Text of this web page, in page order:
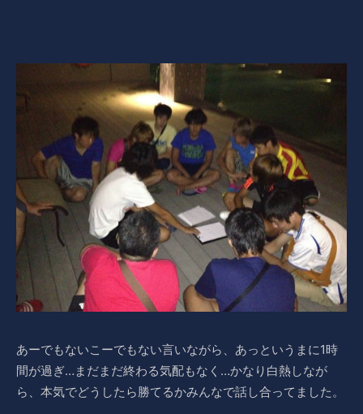
あーでもないこーでもない言いながら、あっというまに1時
間が過ぎ…まだまだ終わる気配もなく…かなり白熱しなが
ら、本気でどうしたら勝てるかみんなで話し合ってました。